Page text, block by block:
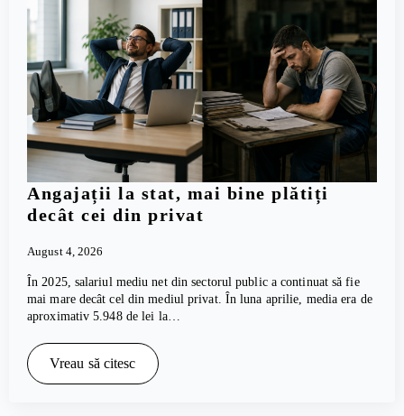
Angajații la stat, mai bine plătiți
decât cei din privat
August 4, 2026
În 2025, salariul mediu net din sectorul public a continuat să fie
mai mare decât cel din mediul privat. În luna aprilie, media era de
aproximativ 5.948 de lei la…
Vreau să citesc